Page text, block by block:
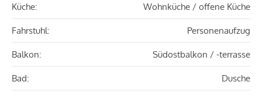
Küche: Wohnküche / offene Küche
Fahrstuhl: Personenaufzug
Balkon: Südostbalkon / -terrasse
Bad: Dusche